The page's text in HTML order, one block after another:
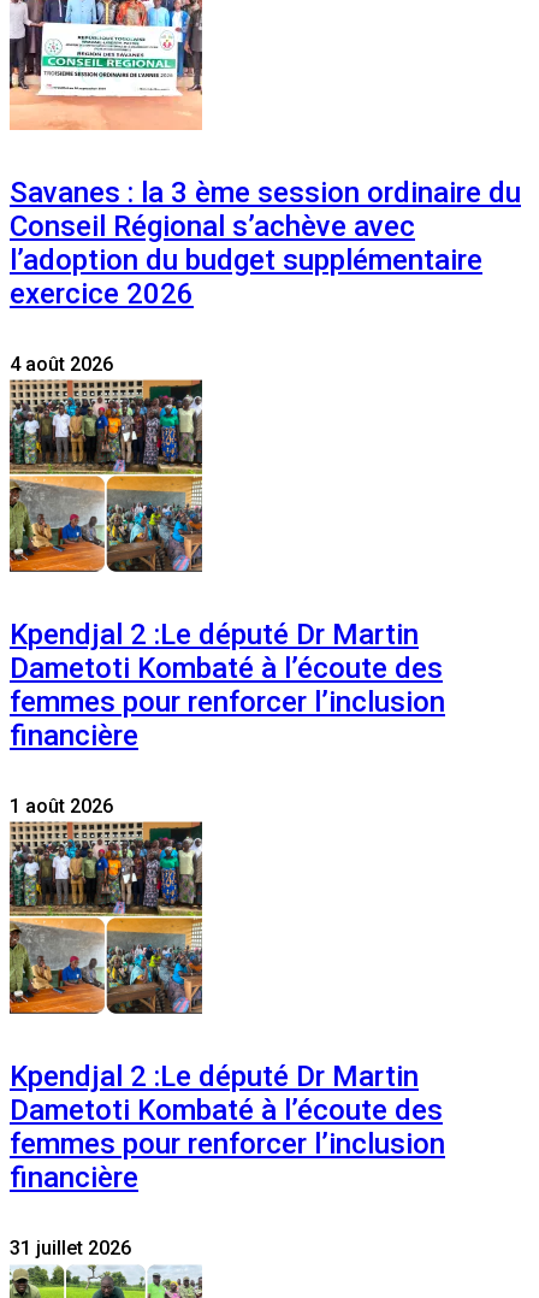
Savanes : la 3 ème session ordinaire du
Conseil Régional s’achève avec
l’adoption du budget supplémentaire
exercice 2026
4 août 2026
Kpendjal 2 :Le député Dr Martin
Dametoti Kombaté à l’écoute des
femmes pour renforcer l’inclusion
financière
1 août 2026
Kpendjal 2 :Le député Dr Martin
Dametoti Kombaté à l’écoute des
femmes pour renforcer l’inclusion
financière
31 juillet 2026